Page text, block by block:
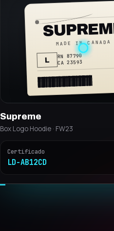
OFF-
MADE IN ITALY
90 RN 145220
CA 64119
Off-White
Industrial Belt · 90 cm
Certificado
LD-7K3X8M